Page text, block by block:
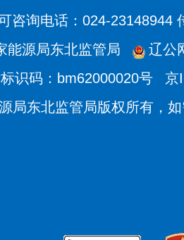
咨询电话：024-23148944
能源局东北监管局
辽公
识码：bm62000020号
京
局东北监管局版权所有，